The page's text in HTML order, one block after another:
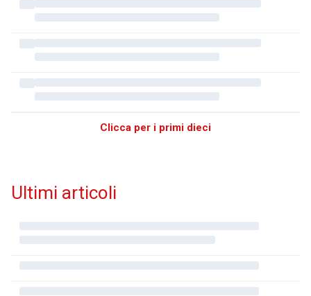
Clicca per i primi dieci
Ultimi articoli